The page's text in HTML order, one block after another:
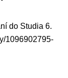
do Studia 6.
1096902795-